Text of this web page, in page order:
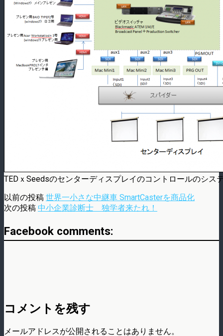
TEDｘSeedsのセンターディスプレイのコントロールのシス
以前の投稿 世界一小さな中継車 SmartCasterを商品化
次の投稿 中小企業診断士 独学者来たれ！
Facebook comments:
コメントを残す
メールアドレスが公開されることはありません。